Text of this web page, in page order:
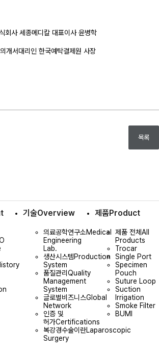
회사 세종메디칼 대표이사 윤병학
개서대리인 한국예탁결제원 사장
목록
기술Overview
의료공학연구소Medical
Engineering
Lab.
생산시스템Production
System
품질관리Quality
Management
System
글로벌비즈니스Global
Network
인증 및
허가Certifications
복강경수술이란Laparoscopic
Surgery
제품Product
제품 전체All
Products
Trocar
Single Port
Specimen
Pouch
Suture Loop
Suction
Irrigation
Smoke Filter
BUMI